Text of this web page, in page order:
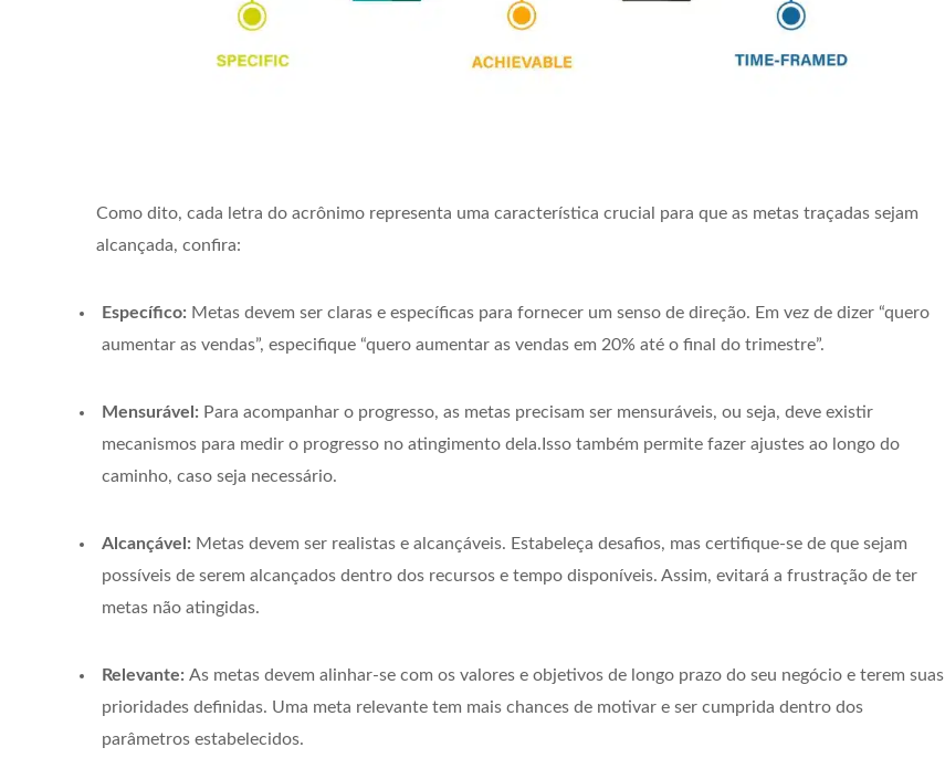
Como dito, cada letra do acrônimo representa uma característica crucial para que as metas traçadas sejam
alcançada, confira:
Específico: Metas devem ser claras e específicas para fornecer um senso de direção. Em vez de dizer “quero
aumentar as vendas”, especifique “quero aumentar as vendas em 20% até o final do trimestre”.
Mensurável: Para acompanhar o progresso, as metas precisam ser mensuráveis, ou seja, deve existir
mecanismos para medir o progresso no atingimento dela.Isso também permite fazer ajustes ao longo do
caminho, caso seja necessário.
Alcançável: Metas devem ser realistas e alcançáveis. Estabeleça desafios, mas certifique-se de que sejam
possíveis de serem alcançados dentro dos recursos e tempo disponíveis. Assim, evitará a frustração de ter
metas não atingidas.
Relevante: As metas devem alinhar-se com os valores e objetivos de longo prazo do seu negócio e terem suas
prioridades definidas. Uma meta relevante tem mais chances de motivar e ser cumprida dentro dos
parâmetros estabelecidos.